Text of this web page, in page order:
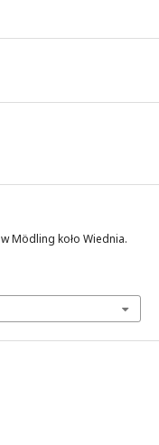
Mödling koło Wiednia.